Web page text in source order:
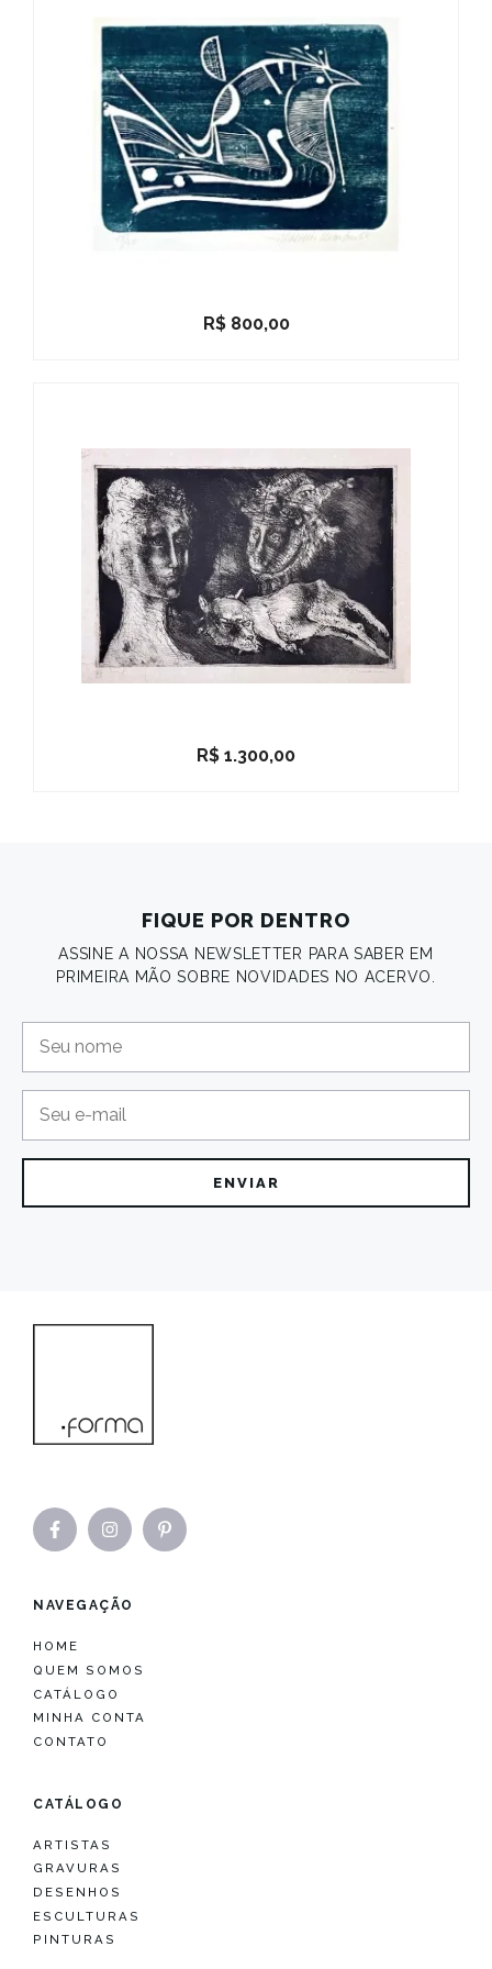
R$800,00
R$ 1.300,00
FIQUE POR DENTRO
ASSINE A NOSSA NEWSLETTER PARA SABER EM
PRIMEIRA MÃO SOBRE NOVIDADES NO ACERVO.
NAVEGAÇÃO
HOME
QUEM SOMOS
CATÁLOGO
MINHA CONTA
CONTATO
CATÁLOGO
ARTISTAS
GRAVURAS
DESENHOS
ESCULTURAS
PINTURAS